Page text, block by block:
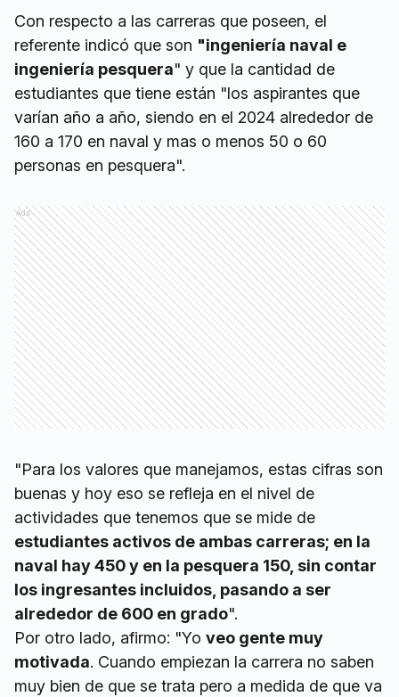
Con respecto a las carreras que poseen, el
referente indicó que son "ingeniería naval e
ingeniería pesquera" y que la cantidad de
estudiantes que tiene están "los aspirantes que
varían año a año, siendo en el 2024 alrededor de
160 a 170 en naval y mas o menos 50 o 60
personas en pesquera".
Ads
"Para los valores que manejamos, estas cifras son
buenas y hoy eso se refleja en el nivel de
actividades que tenemos que se mide de
estudiantes activos de ambas carreras; en la
naval hay 450 y en la pesquera 150, sin contar
los ingresantes incluidos, pasando a ser
alrededor de 600 en grado".
Por otro lado, afirmo: "Yo veo gente muy
motivada. Cuando empiezan la carrera no saben
muy bien de que se trata pero a medida de que va